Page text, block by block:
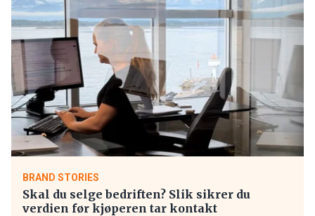
BRAND STORIES
Skal du selge bedriften? Slik sikrer du
verdien før kjøperen tar kontakt